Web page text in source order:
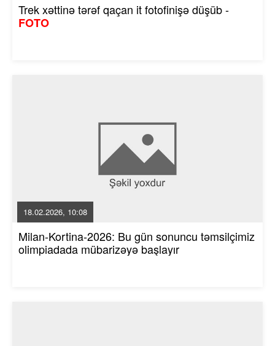
Trek xəttinə tərəf qaçan it fotofinişə düşüb -
FOTO
18.02.2026, 10:08
Milan-Kortina-2026: Bu gün sonuncu təmsilçimiz
olimpiadada mübarizəyə başlayır